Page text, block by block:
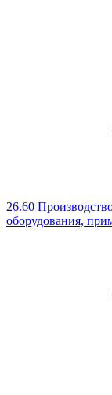
26.60
оборудования,